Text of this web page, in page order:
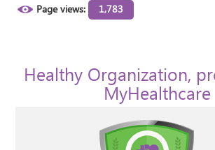
Page views:
1,783
Healthy Organization,
MyHealthcare